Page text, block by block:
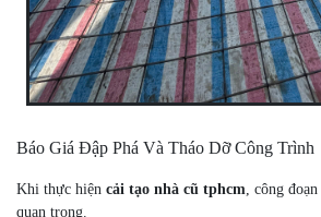
Báo Giá Đập Phá Và Tháo Dỡ Công Trình
Khi thực hiện cải tạo nhà cũ tphcm , công
quan trọng.